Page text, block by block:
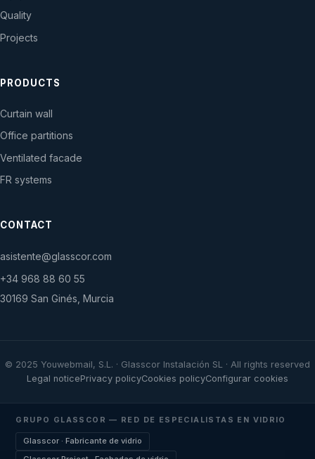
Quality
Projects
PRODUCTS
Curtain wall
Office partitions
Ventilated facade
FR systems
CONTACT
asistente@glasscor.com
+34 968 88 60 55
30169 San Ginés, Murcia
© 2025 Youwebmail, S.L. · Glasscor Instalación SL · All rights reserved
Legal noticePrivacy policyCookies policyConfigurar cookies
GRUPO GLASSCOR — RED DE ESPECIALISTAS EN VIDRIO
Glasscor · Fabricante de vidrio